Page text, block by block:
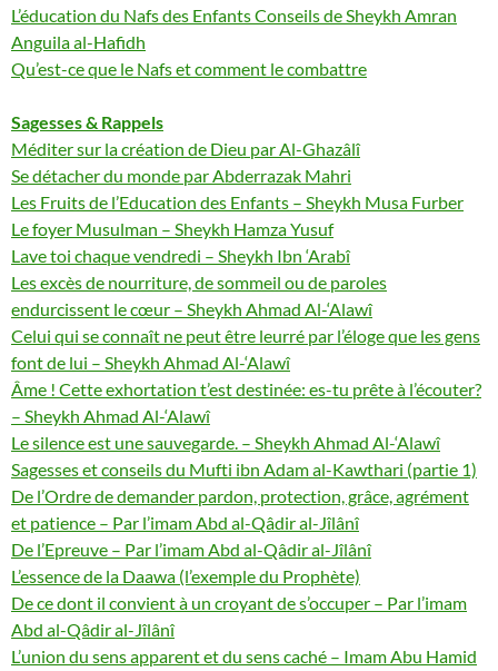
L’éducation du Nafs des Enfants Conseils de Sheykh Amran
Anguila al-Hafidh
Qu’est-ce que le Nafs et comment le combattre
Sagesses & Rappels
Méditer sur la création de Dieu par Al-Ghazâlî
Se détacher du monde par Abderrazak Mahri
Les Fruits de l’Education des Enfants – Sheykh Musa Furber
Le foyer Musulman – Sheykh Hamza Yusuf
Lave toi chaque vendredi – Sheykh Ibn ‘Arabî
Les excès de nourriture, de sommeil ou de paroles
endurcissent le cœur – Sheykh Ahmad Al-‘Alawî
Celui qui se connaît ne peut être leurré par l’éloge que les gens
font de lui – Sheykh Ahmad Al-‘Alawî
Âme ! Cette exhortation t’est destinée: es-tu prête à l’écouter?
– Sheykh Ahmad Al-‘Alawî
Le silence est une sauvegarde. – Sheykh Ahmad Al-‘Alawî
Sagesses et conseils du Mufti ibn Adam al-Kawthari (partie 1)
De l’Ordre de demander pardon, protection, grâce, agrément
et patience – Par l’imam Abd al-Qâdir al-Jîlânî
De l’Epreuve – Par l’imam Abd al-Qâdir al-Jîlânî
L’essence de la Daawa (l’exemple du Prophète)
De ce dont il convient à un croyant de s’occuper – Par l’imam
Abd al-Qâdir al-Jîlânî
L’union du sens apparent et du sens caché – Imam Abu Hamid